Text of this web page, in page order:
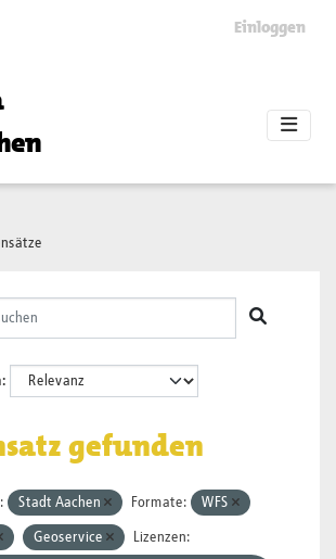
Einloggen
gefunden
Stadt Aachen Formate: WFS
Geoservice
Lizenzen: